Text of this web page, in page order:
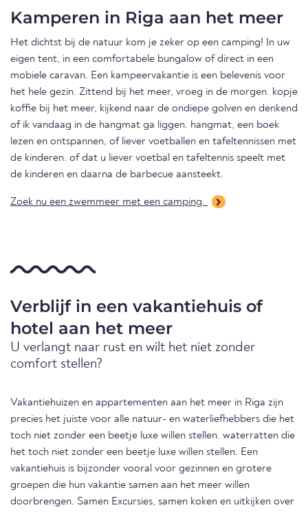
Kamperen in Riga aan het meer
Het dichtst bij de natuur kom je zeker op een camping! In uw
eigen tent, in een comfortabele bungalow of direct in een
mobiele caravan. Een kampeervakantie is een belevenis voor
het hele gezin. Zittend bij het meer, vroeg in de morgen. kopje
koffie bij het meer, kijkend naar de ondiepe golven en denkend
of ik vandaag in de hangmat ga liggen. hangmat, een boek
lezen en ontspannen, of liever voetballen en tafeltennissen met
de kinderen. of dat u liever voetbal en tafeltennis speelt met
de kinderen en daarna de barbecue aansteekt.
Zoek nu een zwemmeer met een camping.
Verblijf in een vakantiehuis of
hotel aan het meer
U verlangt naar rust en wilt het niet zonder
comfort stellen?
Vakantiehuizen en appartementen aan het meer in Riga zijn
precies het juiste voor alle natuur- en waterliefhebbers die het
toch niet zonder een beetje luxe willen stellen. waterratten die
het toch niet zonder een beetje luxe willen stellen. Een
vakantiehuis is bijzonder vooral voor gezinnen en grotere
groepen die hun vakantie samen aan het meer willen
doorbrengen. Samen Excursies, samen koken en uitkijken over